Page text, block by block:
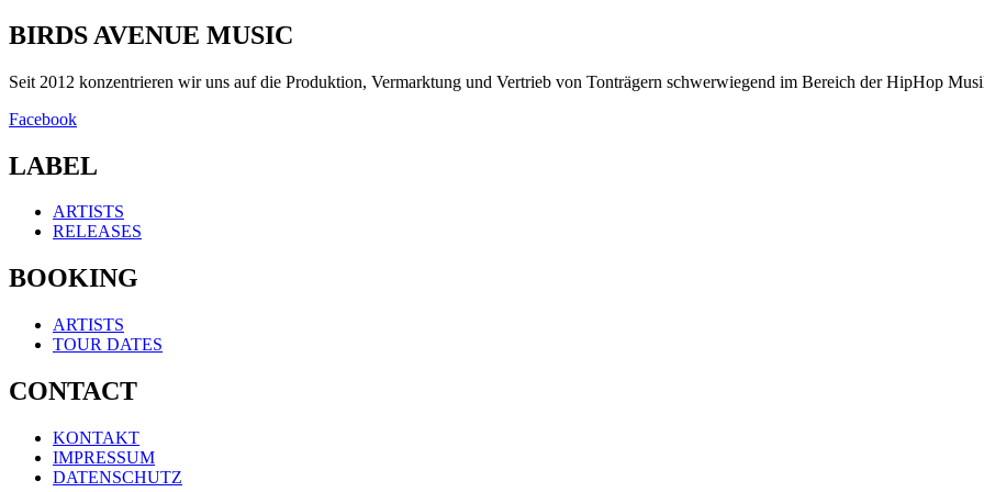
BIRDS AVENUE MUSIC
Seit 2012 konzentrieren wir uns auf die Produktion, Vermarktung und Vertrieb von Tonträgern schwerwiegend im Bereich der HipHop
Facebook
LABEL
ARTISTS
RELEASES
BOOKING
ARTISTS
TOUR DATES
CONTACT
KONTAKT
IMPRESSUM
DATENSCHUTZ